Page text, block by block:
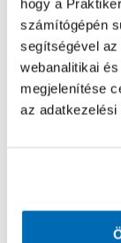
hogy a
számítógépén
segítségével az
webanalitikai
megjelenítése
az adatkezelési